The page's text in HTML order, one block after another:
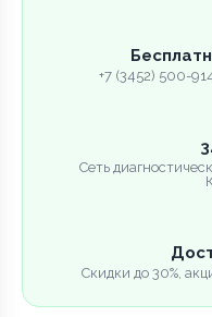
+7 (3452) 500-
Сеть
Скидки до 30%,